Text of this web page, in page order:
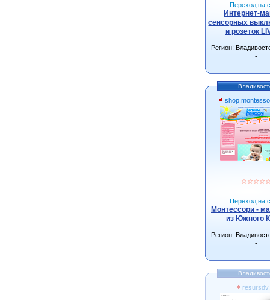
Переход на
Интернет-
сенсорных
и розеток
Регион:
-
☆☆☆☆
Переход на
Монтессори -
из Южного
Регион:
-